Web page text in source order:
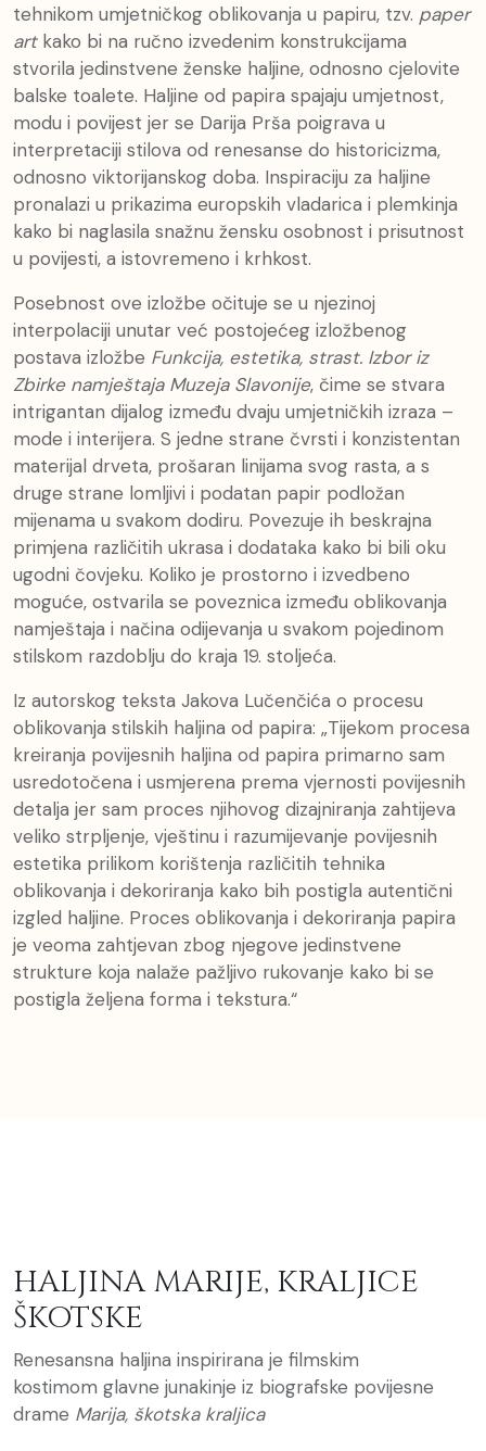
tehnikom umjetničkog oblikovanja u papiru, tzv. paper
artkako bi na ručno izvedenim konstrukcijama
stvorila jedinstvene ženske haljine, odnosno cjelovite
balske toalete. Haljine od papira spajaju umjetnost,
modu i povijest jer se Darija Prša poigrava u
interpretaciji stilova od renesanse do historicizma,
odnosno viktorijanskog doba. Inspiraciju za haljine
pronalazi u prikazima europskih vladarica i plemkinja
kako bi naglasila snažnu žensku osobnost i prisutnost
u povijesti, a istovremeno i krhkost.
Posebnost ove izložbe očituje se u njezinoj
interpolaciji unutar već postojećeg izložbenog
postava izložbe Funkcija, estetika, strast. Izbor iz
Zbirke namještaja Muzeja Slavonije, čime se stvara
intrigantan dijalog između dvaju umjetničkih izraza –
mode i interijera. S jedne strane čvrsti i konzistentan
materijal drveta, prošaran linijama svog rasta, a s
druge strane lomljivi i podatan papir podložan
mijenama u svakom dodiru. Povezuje ih beskrajna
primjena različitih ukrasa i dodataka kako bi bili oku
ugodni čovjeku. Koliko je prostorno i izvedbeno
moguće, ostvarila se poveznica između oblikovanja
namještaja i načina odijevanja u svakom pojedinom
stilskom razdoblju do kraja 19. stoljeća.
Iz autorskog teksta Jakova Lučenčića o procesu
oblikovanja stilskih haljina od papira: „Tijekom procesa
kreiranja povijesnih haljina od papira primarno sam
usredotočena i usmjerena prema vjernosti povijesnih
detalja jer sam proces njihovog dizajniranja zahtijeva
veliko strpljenje, vještinu i razumijevanje povijesnih
estetika prilikom korištenja različitih tehnika
oblikovanja i dekoriranja kako bih postigla autentični
izgled haljine. Proces oblikovanja i dekoriranja papira
je veoma zahtjevan zbog njegove jedinstvene
strukture koja nalaže pažljivo rukovanje kako bi se
postigla željena forma i tekstura.“
HALJINA MARIJE, KRALJICE
ŠKOTSKE
Renesansna haljina inspirirana je filmskim
kostimom glavne junakinje iz biografske povijesne
drame Marija, škotska kraljica